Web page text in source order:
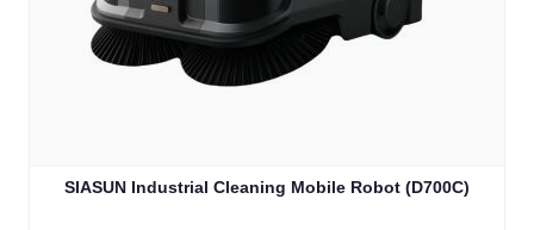
SIASUN Industrial Cleaning Mobile Robot (D700C)